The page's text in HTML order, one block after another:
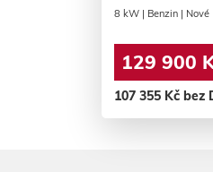
8 kW | Benzin | Nové
129 900
107 355 Kč bez